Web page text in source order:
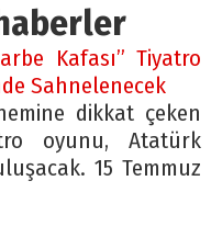
Kafası” Tiyatro
Sahnelenecek
dikkat çeken
oyunu, Atatürk
15 Temmuz